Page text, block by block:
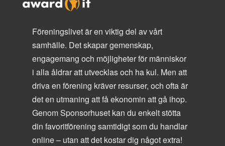
Föreningslivet är en viktig del av vårt
samhälle. Det skapar gemenskap,
engagemang och möjligheter för människor
i alla åldrar att utvecklas och ha kul. Men att
driva en förening kräver resurser, och ofta är
det en utmaning att få ekonomin att gå ihop.
Genom Sponsorhuset kan du enkelt stötta
din favoritförening samtidigt som du handlar
online – utan att det kostar dig något extra!